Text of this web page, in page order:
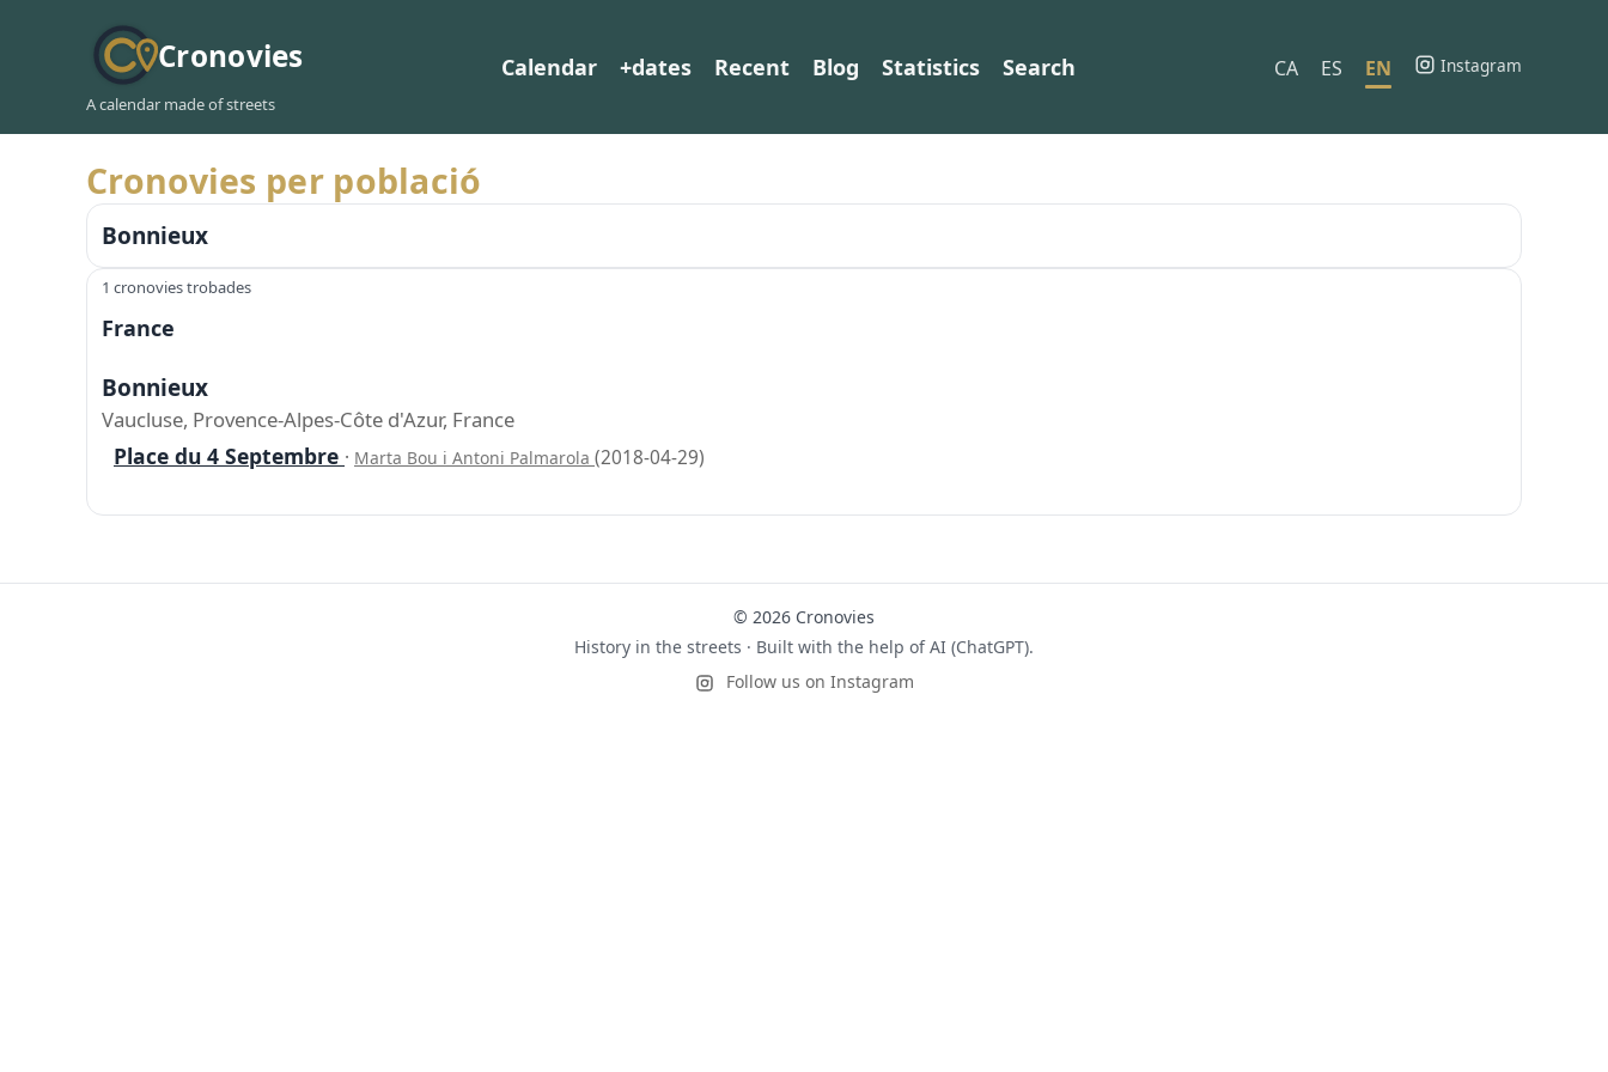
Cronovies
A calendar made of streets
Calendar +dates Recent Blog Statistics Search CA ES EN Instagram
Cronovies per població
Bonnieux
1 cronovies trobades
France
Bonnieux
Vaucluse, Provence-Alpes-Côte d'Azur, France
Place du 4 Septembre · Marta Bou i Antoni Palmarola (2018-04-29)
© 2026 Cronovies
History in the streets · Built with the help of AI (ChatGPT).
Follow us on Instagram